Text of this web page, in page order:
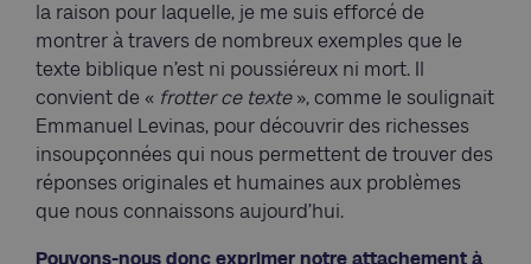
la raison pour laquelle, je me suis efforcé de
montrer à travers de nombreux exemples que le
texte biblique n’est ni poussiéreux ni mort. Il
convient de « frotter ce texte», comme le soulignait
Emmanuel Levinas, pour découvrir des richesses
insoupçonnées qui nous permettent de trouver des
réponses originales et humaines aux problèmes
que nous connaissons aujourd’hui.
Pouvons-nous donc exprimer notre attachement à